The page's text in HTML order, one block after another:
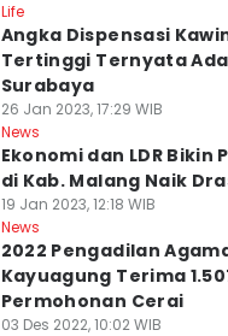
Life
Angka Dispensasi
Tertinggi Ternyata Ada
Surabaya
26 Jan 2023, 17:29 WIB
News
Ekonomi dan LDR Bikin
di Kab. Malang Naik
19 Jan 2023, 12:18 WIB
News
2022 Pengadilan
Kayuagung Terima
Permohonan Cerai
03 Des 2022, 10:02 WIB